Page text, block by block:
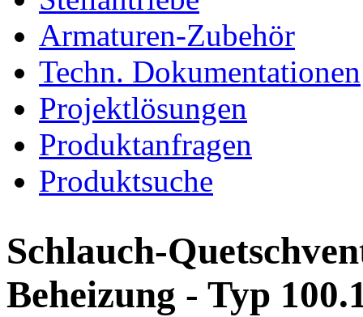
Armaturen-Zubehör
Techn. Dokumentationen
Projektlösungen
Produktanfragen
Produktsuche
Schlauch-
Beheizung - Typ